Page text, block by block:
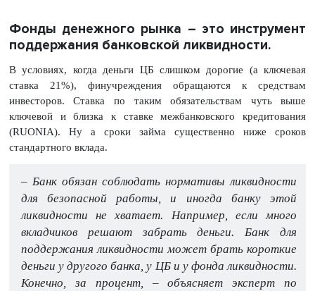
Фонды денежного рынка – это инструмент
поддержания банковской ликвидности.
В условиях, когда деньги ЦБ слишком дорогие (а ключевая
ставка 21%), финучреждения обращаются к средствам
инвесторов. Ставка по таким обязательствам чуть выше
ключевой и близка к ставке межбанковского кредитования
(RUONIA). Ну а сроки займа существенно ниже сроков
стандартного вклада.
– Банк обязан соблюдать нормативы ликвидности
для безопасной работы, и иногда банку этой
ликвидности не хватает. Например, если много
вкладчиков решают забрать деньги. Банк для
поддержания ликвидности может брать короткие
деньги у другого банка, у ЦБ и у фонда ликвидности.
Конечно, за процент, – объясняет эксперт по